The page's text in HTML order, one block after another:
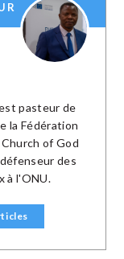
pasteur de
la Fédération
of God
des
à l'ONU.